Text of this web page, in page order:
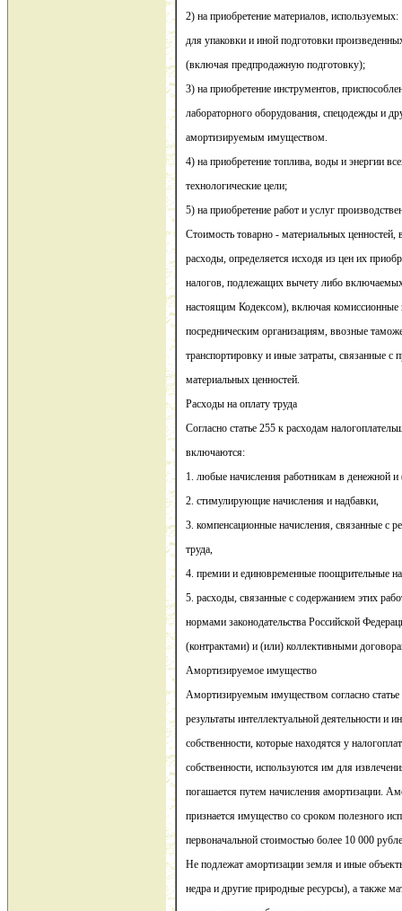
2) на приобретение материалов, используемых:
для упаковки и иной подготовки
(включая предпродажную подготовку);
3) на приобретение инструментов,
лабораторного оборудования, спецодежды и
амортизируемым имуществом.
4) на приобретение топлива, воды и энергии
технологические цели;
5) на приобретение работ и услуг
Стоимость товарно - материальных
расходы, определяется исходя из цен их
налогов, подлежащих вычету либо
настоящим Кодексом), включая комиссионные
посредническим организациям, ввозные
транспортировку и иные затраты, связанные с
материальных ценностей.
Расходы на оплату труда
Согласно статье 255 к расходам
включаются:
1. любые начисления работникам в денежной
2. стимулирующие начисления и надбавки,
3. компенсационные начисления, связанные с
труда,
4. премии и единовременные поощрительные
5. расходы, связанные с содержанием этих
нормами законодательства Российской
(контрактами) и (или) коллективными
Амортизируемое имущество
Амортизируемым имуществом согласно
результаты интеллектуальной деятельности и
собственности, которые находятся у
собственности, используются им для
погашается путем начисления амортизации.
признается имущество со сроком полезного
первоначальной стоимостью более 10 000
Не подлежат амортизации земля и иные
недра и другие природные ресурсы), а также